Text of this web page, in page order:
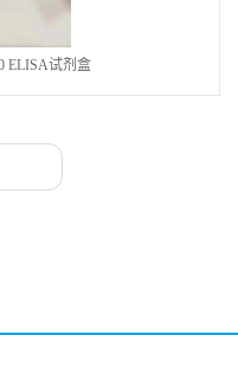
ELISA试剂盒